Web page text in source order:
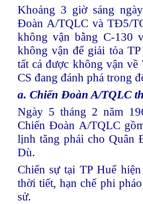
Khoảng 3 giờ sáng
Đoàn A/TQLC và TĐ5/
không vận bằng C-130
không vận để giải tỏa
tất cả được không vận
CS đang đánh phá trong
a. Chiến Đoàn A/TQLC
Ngày 5 tháng 2 năm
Chiến Đoàn A/TQLC
lịnh tăng phái cho Quân
Dù.
Chiến sự tại TP Huế
thời tiết, hạn chế phi
sử.